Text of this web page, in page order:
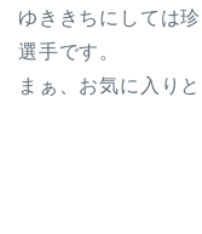
ゆききちにしては
選手です。
まぁ、お気に入り